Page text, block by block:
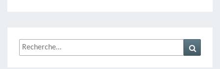
Rechercher :